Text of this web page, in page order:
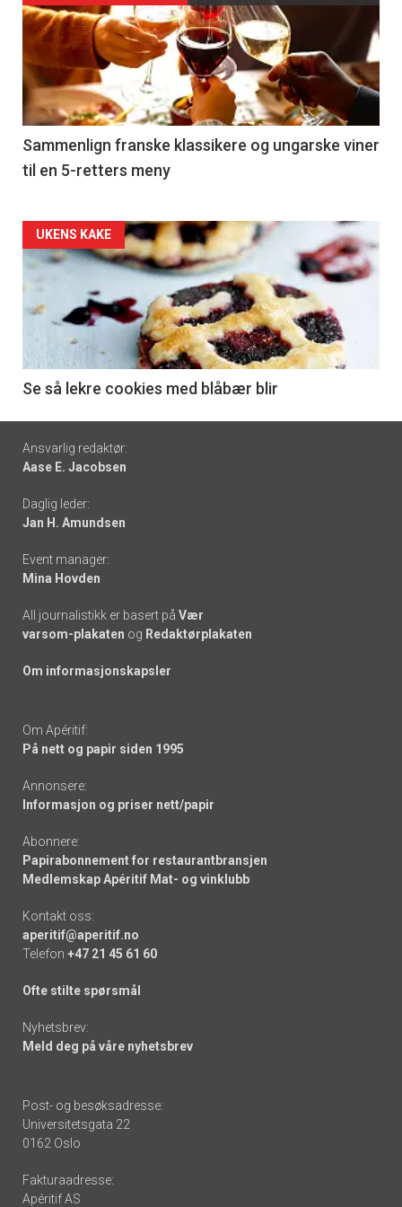
akkurat
nå
-
5
Sammenlign franske klassikere og ungarske viner
til en 5-retters meny
Forsiden
akkurat
nå
6
UKENS KAKE
Se så lekre cookies med blåbær blir
Footer
-
links
Ansvarlig redaktør:
Aase E. Jacobsen
Daglig leder:
Jan H. Amundsen
Event manager:
Mina Hovden
All journalistikk er basert på Vær
varsom-plakaten og Redaktørplakaten
Om informasjonskapsler
Om Apéritif:
På nett og papir siden 1995
Annonsere:
Informasjon og priser nett/papir
Abonnere:
Papirabonnement for restaurantbransjen
Medlemskap Apéritif Mat- og vinklubb
Kontakt oss:
aperitif@aperitif.no
Telefon +47 21 45 61 60
Ofte stilte spørsmål
Nyhetsbrev:
Meld deg på våre nyhetsbrev
Post- og besøksadresse:
Universitetsgata 22
0162 Oslo
Fakturaadresse:
Apéritif AS